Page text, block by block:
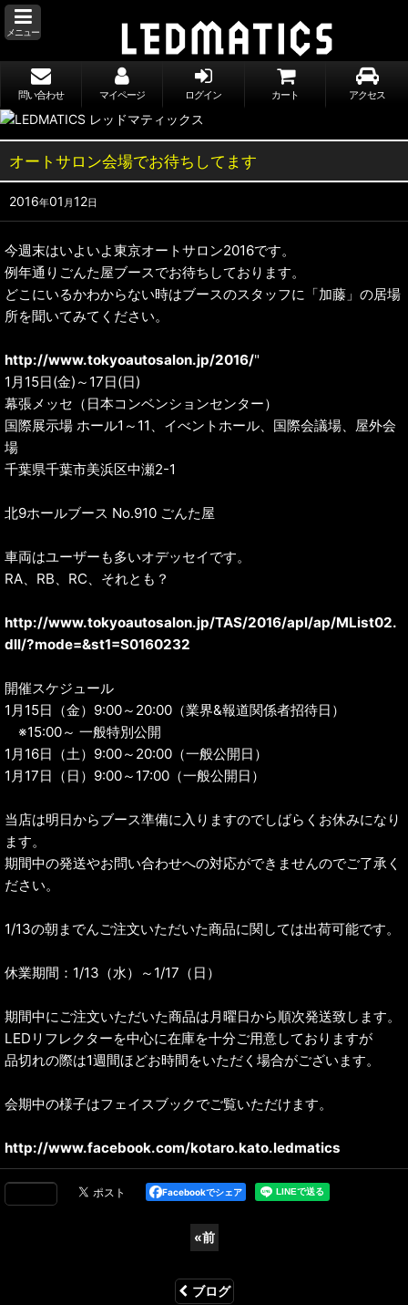
メニュー
問い合わせ マイページ ログイン カート アクセス
オートサロン会場でお待ちしてます
2016年01 月12日
今週末はいよいよ東京オートサロン2016です。
例年通りごんた屋ブースでお待ちしております。
どこにいるかわからない時はブースのスタッフに「加藤」の居場
所を聞いてみてください。
http://www.tokyoautosalon.jp/2016/"
1月15日(金)～17日(日)
幕張メッセ（日本コンベンションセンター）
国際展示場 ホール1～11、イべントホール、国際会議場、屋外会
場
千葉県千葉市美浜区中瀬2-1
北9ホールブース No.910 ごんた屋
車両はユーザーも多いオデッセイです。
RA、RB、RC、それとも？
http://www.tokyoautosalon.jp/TAS/2016/apl/ap/MList02.
dll/?mode=&st1=S0160232
開催スケジュール
1月15日（金）9:00～20:00（業界&報道関係者招待日）
※15:00～ 一般特別公開
1月16日（土）9:00～20:00（一般公開日）
1月17日（日）9:00～17:00（一般公開日）
当店は明日からブース準備に入りますのでしばらくお休みになり
ます。
期間中の発送やお問い合わせへの対応ができませんのでご了承く
ださい。
1/13の朝までんご注文いただいた商品に関しては出荷可能です。
休業期間：1/13（水）～1/17（日）
期間中にご注文いただいた商品は月曜日から順次発送致します。
LEDリフレクターを中心に在庫を十分ご用意しておりますが
品切れの際は1週間ほどお時間をいただく場合がございます。
会期中の様子はフェイスブックでご覧いただけます。
http://www.facebook.com/kotaro.kato.ledmatics
Facebookでシェア
«前
ブログ